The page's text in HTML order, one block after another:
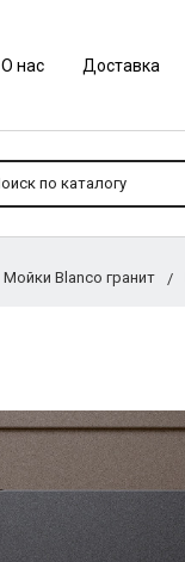
О нас Доставка
Мойки Blanco гранит